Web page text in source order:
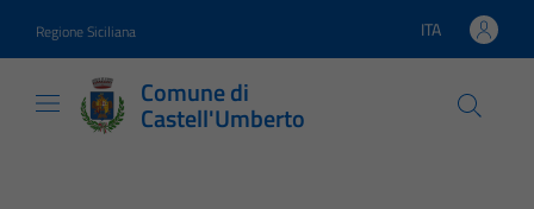
Regione Siciliana Lingua attiva:
ITA
Comune di
Castell'Umberto